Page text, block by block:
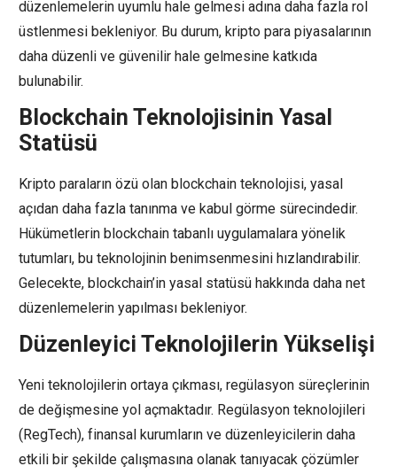
düzenlemelerin uyumlu hale gelmesi adına daha fazla rol
üstlenmesi bekleniyor. Bu durum, kripto para piyasalarının
daha düzenli ve güvenilir hale gelmesine katkıda
bulunabilir.
Blockchain Teknolojisinin Yasal
Statüsü
Kripto paraların özü olan blockchain teknolojisi, yasal
açıdan daha fazla tanınma ve kabul görme sürecindedir.
Hükümetlerin blockchain tabanlı uygulamalara yönelik
tutumları, bu teknolojinin benimsenmesini hızlandırabilir.
Gelecekte, blockchain’in yasal statüsü hakkında daha net
düzenlemelerin yapılması bekleniyor.
Düzenleyici Teknolojilerin Yükselişi
Yeni teknolojilerin ortaya çıkması, regülasyon süreçlerinin
de değişmesine yol açmaktadır. Regülasyon teknolojileri
(RegTech), finansal kurumların ve düzenleyicilerin daha
etkili bir şekilde çalışmasına olanak tanıyacak çözümler